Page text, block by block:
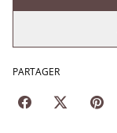
PARTAGER